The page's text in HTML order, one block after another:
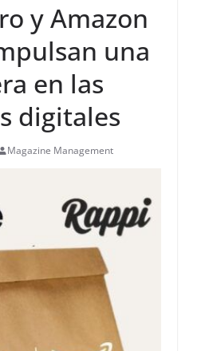
y Amazon
una
en las
digitales
Magazine Management